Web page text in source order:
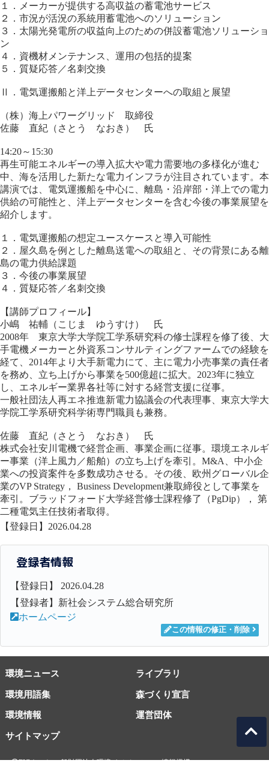
１．メーカーが提供する高収益の蓄電池サービス
２．市況が活況の系統用蓄電池へのソリューション
３．太陽光発電所の収益向上のための併設蓄電池ソリューショ
ン
４．資機材メンテナンス、運用の包括的提案
５．質疑応答／名刺交換
Ⅱ．電気運搬船と洋上データセンターへの取組と展望
（株）海上パワーグリッド 取締役
佐藤 直紀（さとう なおき） 氏
14:20～15:30
再生可能エネルギーの導入拡大や電力需要地の多様化が進む
中、海を活用した新たな電力インフラが注目されています。本
講演では、電気運搬船を中心に、離島・沿岸部・洋上での電力
供給の可能性と、洋上データセンターを含む今後の事業展望を
紹介します。
１．電気運搬船の想定ユースケースと導入可能性
２．屋久島を例とした離島送電への取組と、その背景にある離
島の電力供給課題
３．今後の事業展望
４．質疑応答／名刺交換
【講師プロフィール】
小嶋 祐輔（こじま ゆうすけ） 氏
2008年 東京大学大学院工学系研究科の修士課程を修了後、大
手電機メーカーと外資系コンサルティングファームでの経験を
経て、2014年より大手新電力にて、主に電力小売事業の責任者
を務め、立ち上げから事業を500億超に拡大。2023年に独立
し、エネルギー業界各社等に対する経営支援に従事。
一般社団法人再エネ推進新電力協議会の代表理事、東京大学大
学院工学系研究科学術専門職員も兼務。
佐藤 直紀（さとう なおき） 氏
株式会社安川電機で経営企画、事業企画に従事。環境エネルギ
ー事業（洋上風力／船舶）の立ち上げを牽引。M&A、中小企
業への投資案件を多数成功させる。その後、欧州グローバル企
業のVP Strategy， Business Development兼取締役として事業を
牽引。ブラッドフォード大学経営修士課程修了（PgDip）， 第
二種電気主任技術者取得。
【登録日】2026.04.28
登録者情報
【登録日】 2026.04.28
【登録者】新社会システム総合研究所
ホームページ
この情報の修正・削除
環境ニュース ライブラリ
環境用語集 森づくり宣言
環境情報
サイトマップ
運営団体
EICネット 一般財団法人環境イノベーション情報機構